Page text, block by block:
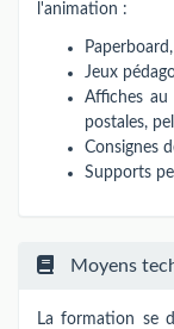
l'animation :
Jeux
Affiches au
postales,
Consignes
Supports
Moyens
La formation se